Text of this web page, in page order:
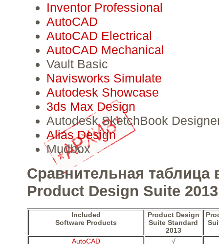
Inventor Professional
AutoCAD
AutoCAD Electrical
AutoCAD Mechanical
Vault Basic
Navisworks Simulate
Autodesk Showcase
3ds Max Design
Autodesk SketchBook
Alias Design
Mudbox
Сравнительная таблица
Product Design Suite 2013
Included
Software Products
Product Design
Suite Standard
2013
AutoCAD
√